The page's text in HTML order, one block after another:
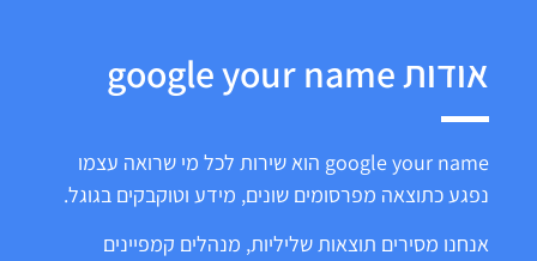
אודות google your name
google your name הוא שירות לכל מי שרואה עצמו
נפגע כתוצאה מפרסומים שונים, מידע וטוקבקים בגוגל.
אנחנו מסירים תוצאות שליליות, מנהלים קמפיינים